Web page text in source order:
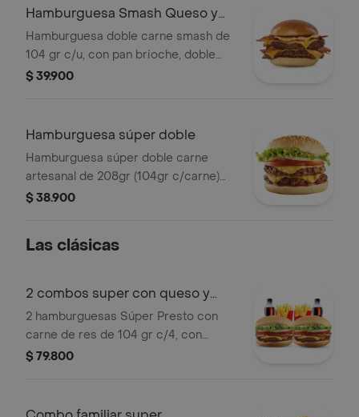
Hamburguesa Smash Queso y
Tocineta
Hamburguesa doble carne smash de
104 gr c/u, con pan brioche, doble
tajada de queso cheddar, doble
$ 39.900
Hamburguesa súper doble
Hamburguesa súper doble carne
artesanal de 208gr (104gr c/carne)
con doble queso, cebolla, tomate,
$ 38.900
Las clásicas
2 combos super con queso y
tocineta
2 hamburguesas Súper Presto con
carne de res de 104 gr c/4, con
tocineta, + 2 papas pequeñas y 2
$ 79.800